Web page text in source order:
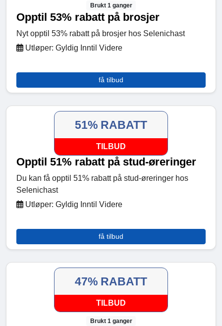
Brukt 1 ganger
Opptil 53% rabatt på brosjer
Nyt opptil 53% rabatt på brosjer hos Selenichast
Utløper: Gyldig Inntil Videre
få tilbud
51% RABATT
TILBUD
Opptil 51% rabatt på stud-øreringer
Du kan få opptil 51% rabatt på stud-øreringer hos
Selenichast
Utløper: Gyldig Inntil Videre
få tilbud
47% RABATT
TILBUD
Brukt 1 ganger